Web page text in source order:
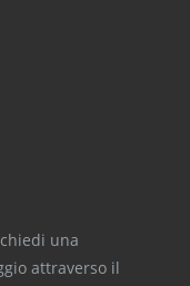
una
attraverso il